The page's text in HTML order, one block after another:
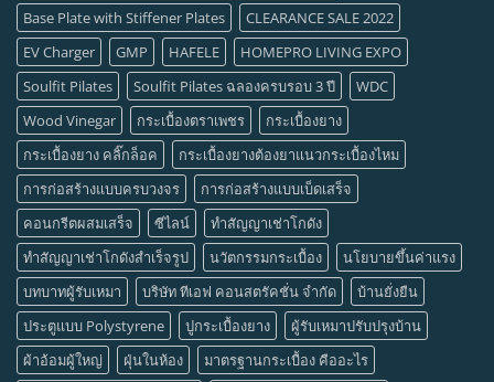
Base Plate with Stiffener Plates
CLEARANCE SALE 2022
EV Charger
GMP HAFELE
HOMEPRO LIVING EXPO
Soulfit Pilates
Soulfit Pilates ฉลองครบรอบ 3 ปี
WDC
Wood Vinegar
กระเบื้องตราเพชร
กระเบื้องยาง
กระเบื้องยาง คลิ๊กล็อค
กระเบื้องยางต้องยาแนวกระเบื้องไหม
การก่อสร้างแบบครบวงจร
การก่อสร้างแบบเบ็ดเสร็จ
คอนกรีตผสมเสร็จ
ซีไลน์
ทำสัญญาเช่าโกดัง
ทำสัญญาเช่าโกดังสำเร็จรูป
นวัตกรรมกระเบื้อง
นโยบายขึ้นค่าแรง
บทบาทผู้รับเหมา
บริษัท ทีเอฟ คอนสตรัคชั่น จำกัด
บ้านยั่งยืน
ประตูแบบ Polystyrene
ปูกระเบื้องยาง
ผู้รับเหมาปรับปรุงบ้าน
ผ้าอ้อมผู้ใหญ่
ฝุ่นในห้อง
มาตรฐานกระเบื้อง คืออะไร